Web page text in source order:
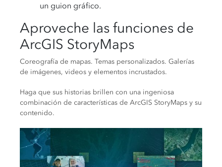
un guion gráfico.
Aproveche las funciones de
ArcGIS StoryMaps
Coreografía de mapas. Temas personalizados. Galerías
de imágenes, videos y elementos incrustados.
Haga que sus historias brillen con una ingeniosa
combinación de características de ArcGIS StoryMaps y su
contenido.